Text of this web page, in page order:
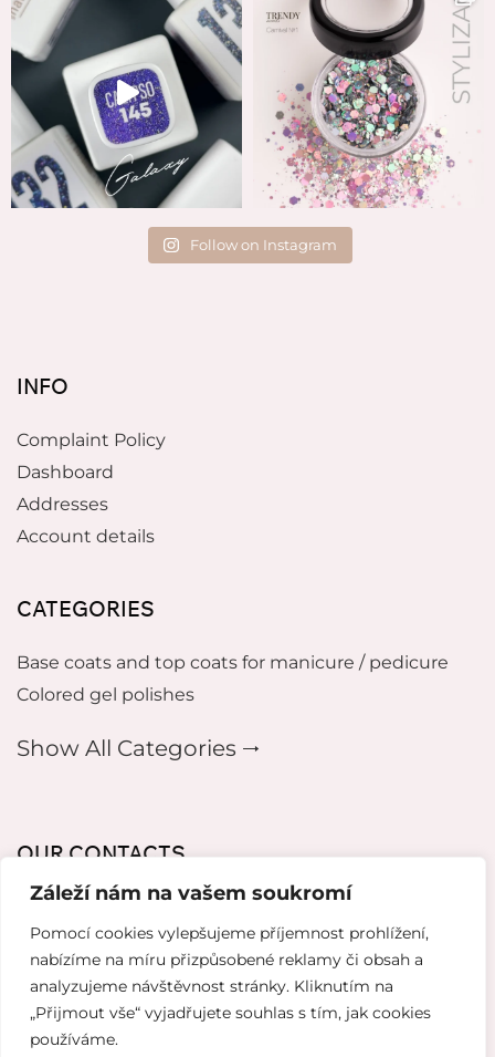
Záleží nám na vašem soukromí
Pomocí cookies vylepšujeme příjemnost prohlížení,
nabízíme na míru přizpůsobené reklamy či obsah a
analyzujeme návštěvnost stránky. Kliknutím na
„Přijmout vše“ vyjadřujete souhlas s tím, jak cookies
používáme.
Follow on Instagram
INFO
Complaint Policy
Dashboard
Addresses
Account details
CATEGORIES
Base coats and top coats for manicure / pedicure
Colored gel polishes
Show All Categories 🠂
OUR CONTACTS
mikeladzebeauty@gmail.com
+420 773 724 042
Thámova 221, 186 00 Karlín, Česko